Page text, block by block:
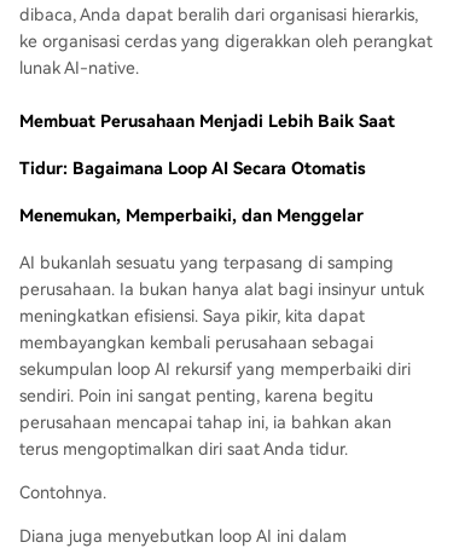
dibaca, Anda dapat beralih dari organisasi hierarkis,
ke organisasi cerdas yang digerakkan oleh perangkat
lunak AI-native.
Membuat Perusahaan Menjadi Lebih Baik Saat
Tidur: Bagaimana Loop AI Secara Otomatis
Menemukan, Memperbaiki, dan Menggelar
AI bukanlah sesuatu yang terpasang di samping
perusahaan. Ia bukan hanya alat bagi insinyur untuk
meningkatkan efisiensi. Saya pikir, kita dapat
membayangkan kembali perusahaan sebagai
sekumpulan loop AI rekursif yang memperbaiki diri
sendiri. Poin ini sangat penting, karena begitu
perusahaan mencapai tahap ini, ia bahkan akan
terus mengoptimalkan diri saat Anda tidur.
Contohnya.
Diana juga menyebutkan loop AI ini dalam